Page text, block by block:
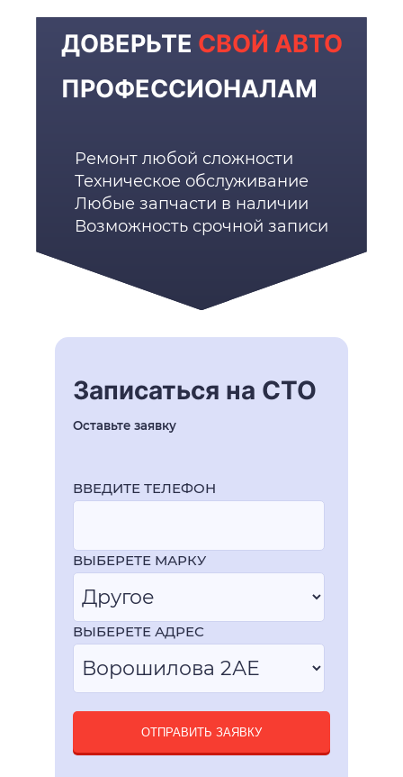
ДОВЕРЬТЕ СВОЙ АВТО
ПРОФЕССИОНАЛАМ
Ремонт любой сложности
Техническое обслуживание
Любые запчасти в наличии
Возможность срочной записи
Записаться на СТО
Оставьте заявку
ВВЕДИТЕ ТЕЛЕФОН
ВЫБЕРЕТЕ МАРКУ
ВЫБЕРЕТЕ АДРЕС
ОТПРАВИТЬ ЗАЯВКУ